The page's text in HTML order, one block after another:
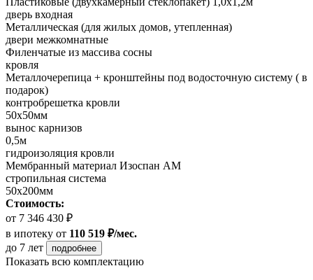
дверь входная
Металлическая (для жилых домов, утепленная)
двери межкомнатные
Филенчатые из массива сосны
кровля
Металлочерепица + кронштейны под водосточную систему ( в
подарок)
контробрешетка кровли
50х50мм
вынос карнизов
0,5м
гидроизоляция кровли
Мембранный материал Изоспан АМ
стропильная система
50х200мм
Стоимость:
от 7 346 430 ₽
в ипотеку от 110 519 ₽/мес.
до 7 лет
подробнее
Показать всю комплектацию